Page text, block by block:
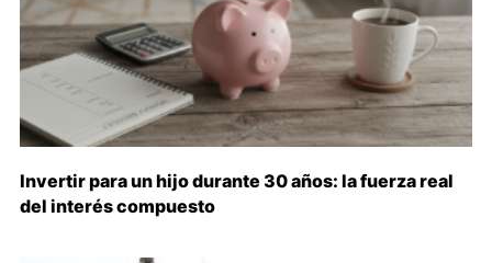
Invertir para un hijo durante 30 años: la fuerza real
del interés compuesto